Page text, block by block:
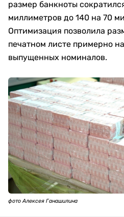
размер банкноты
миллиметров до 140 на 70
Оптимизация позволила
печатном листе примерно
выпущенных номиналов.
фото Алексея Ганашилина